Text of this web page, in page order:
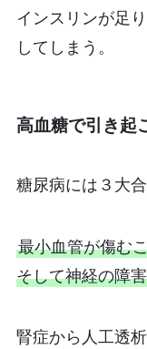
インスリンが足
してしまう。
高血糖で引き起
糖尿病には３大
最小血管が傷む
そして神経の障
腎症から人工透